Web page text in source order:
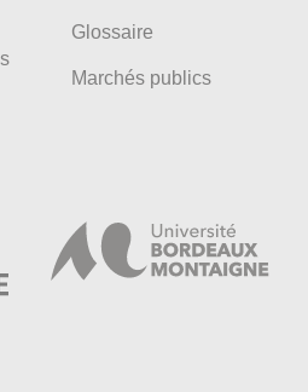
Glossaire
Marchés publics